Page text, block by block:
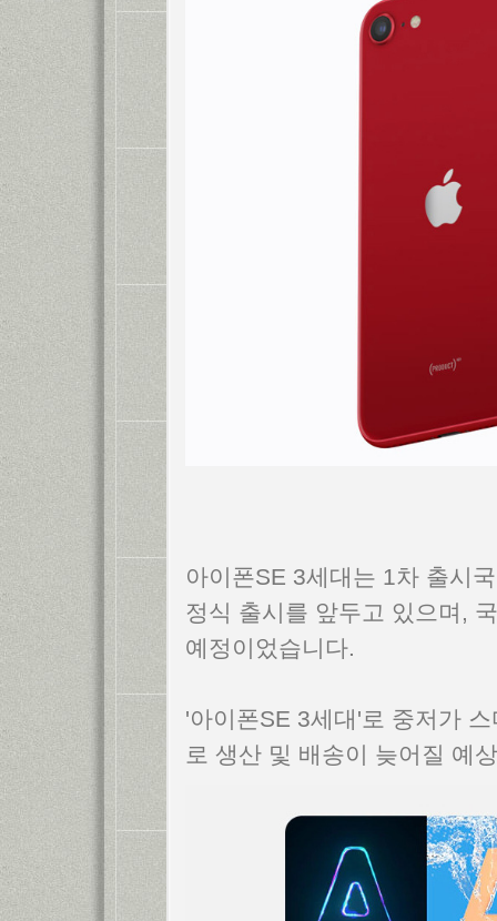
아이폰SE 3세대는 1차 출시
정식 출시를 앞두고 있으며,
예정이었습니다.
'아이폰SE 3세대'로 중저가
로 생산 및 배송이 늦어질 예